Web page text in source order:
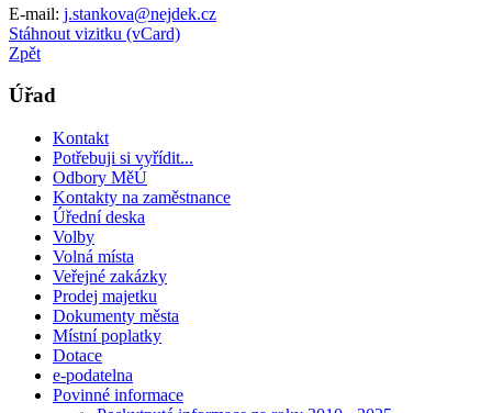
E-mail: j.stankova@nejdek.cz
Stáhnout vizitku (vCard)
Zpět
Úřad
Kontakt
Potřebuji si vyřídit...
Odbory MěÚ
Kontakty na zaměstnance
Úřední deska
Volby
Volná místa
Veřejné zakázky
Prodej majetku
Dokumenty města
Místní poplatky
Dotace
e-podatelna
Povinné informace